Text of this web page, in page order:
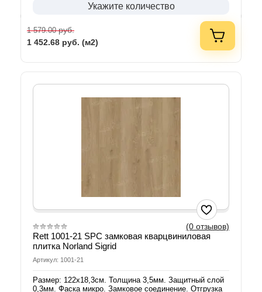
Укажите количество
1 579.00руб.
1 452.68 руб. (м2)
(0 отзывов)
Rett 1001-21 SPC замковая кварцвиниловая
плитка Norland Sigrid
Артикул: 1001-21
Размер: 122х18,3см. Толщина 3,5мм. Защитный слой
0,3мм. Фаска микро. Замковое соединение. Отгрузка